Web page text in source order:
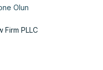
Olun
Firm PLLC